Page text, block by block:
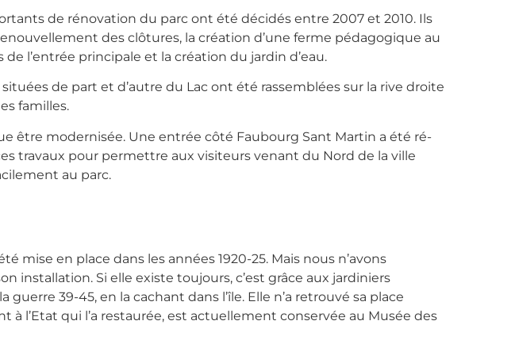
de rénovation du parc ont été décidés entre 2007 et 2010. Ils
des clôtures, la création d’une ferme pédagogique au
de l’entrée principale et la création du jardin d’eau.
situées de part et d’autre du Lac ont été rassemblées sur la rive droite
familles.
être modernisée. Une entrée côté Faubourg Sant Martin a été ré-
travaux pour permettre aux visiteurs venant du Nord de la ville
au parc.
mise en place dans les années 1920-25. Mais nous n’avons
installation. Si elle existe toujours, c’est grâce aux jardiniers
39-45, en la cachant dans l’île. Elle n’a retrouvé sa place
à l’Etat qui l’a restaurée, est actuellement conservée au Musée des